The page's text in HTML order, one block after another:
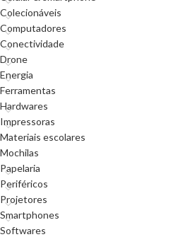
Colecionáveis
Computadores
Conectividade
Drone
Energia
Ferramentas
Hardwares
Impressoras
Materiais escolares
Mochilas
Papelaria
Periféricos
Projetores
Smartphones
Softwares